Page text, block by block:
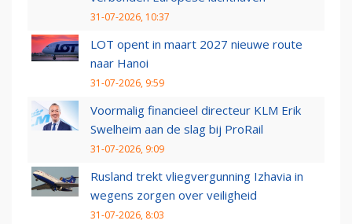
31-07-2026, 10:37
LOT opent in maart 2027 nieuwe route
naar Hanoi
31-07-2026, 9:59
Voormalig financieel directeur KLM Erik
Swelheim aan de slag bij ProRail
31-07-2026, 9:09
Rusland trekt vliegvergunning Izhavia in
wegens zorgen over veiligheid
31-07-2026, 8:03